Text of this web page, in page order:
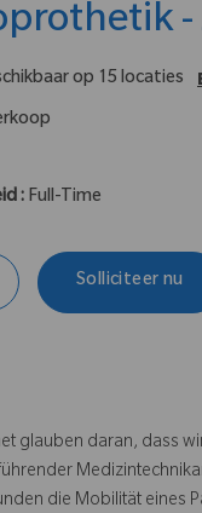
op 15 locaties
: Full-Time
Solliciteer nu
glauben daran, dass
die Mobilität eines